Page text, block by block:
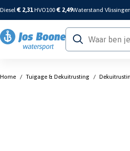
Diesel€ 2,31 HVO100 € 2,49Waterstand Vlissingen
Home / Tuigage & Dekuitrusting /